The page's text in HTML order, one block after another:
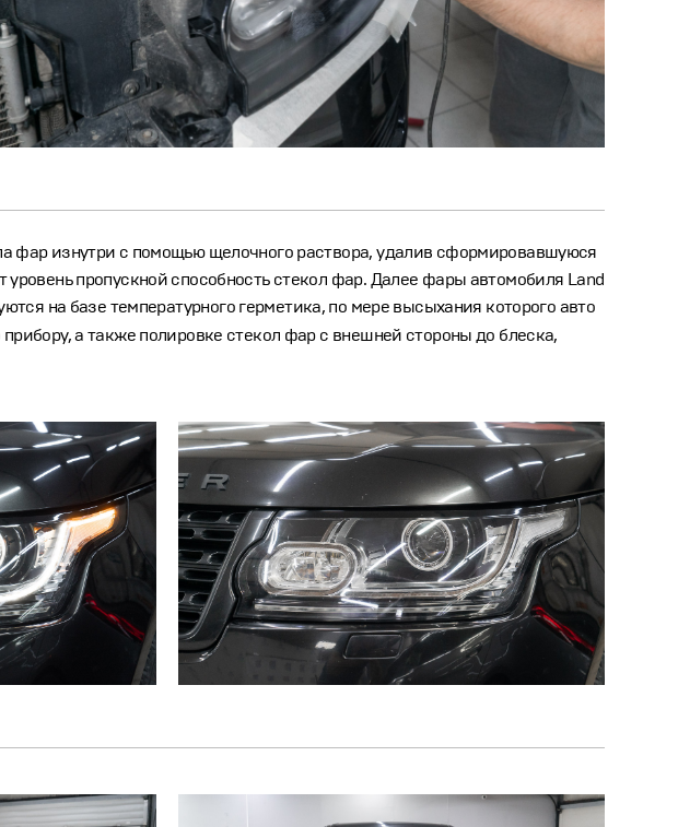
фар изнутри с помощью щелочного раствора, удалив сформировавшуюся
пропускной способность стекол фар. Далее фары автомобиля Land
на базе температурного герметика, по мере высыхания которого авто
а также полировке стекол фар с внешней стороны до блеска,